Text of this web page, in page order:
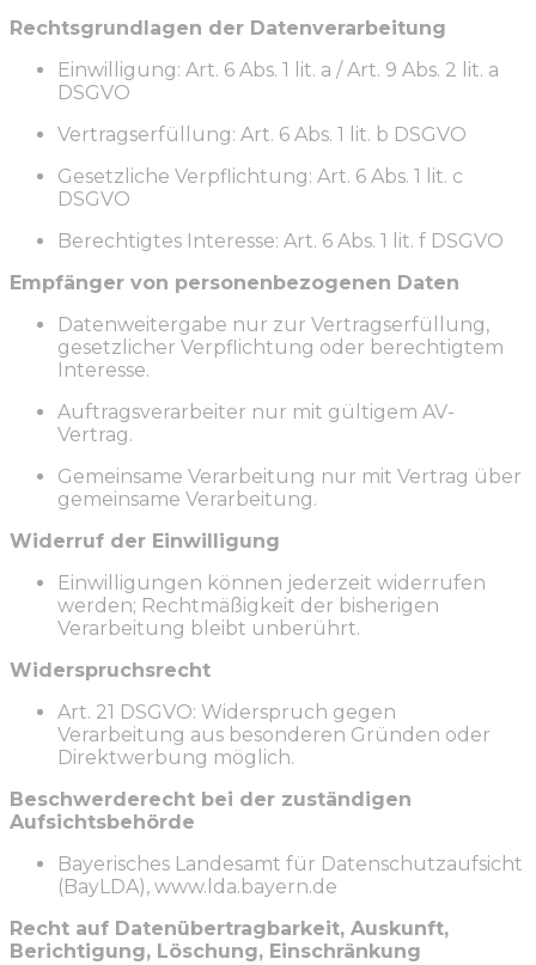
Rechtsgrundlagen der Datenverarbeitung
Einwilligung: Art. 6 Abs. 1 lit. a / Art. 9 Abs. 2 lit. a
DSGVO
Vertragserfüllung: Art. 6 Abs. 1 lit. b DSGVO
Gesetzliche Verpflichtung: Art. 6 Abs. 1 lit. c
DSGVO
Berechtigtes Interesse: Art. 6 Abs. 1 lit. f DSGVO
Empfänger von personenbezogenen Daten
Datenweitergabe nur zur Vertragserfüllung,
gesetzlicher Verpflichtung oder berechtigtem
Interesse.
Auftragsverarbeiter nur mit gültigem AV-
Vertrag.
Gemeinsame Verarbeitung nur mit Vertrag über
gemeinsame Verarbeitung.
Widerruf der Einwilligung
Einwilligungen können jederzeit widerrufen
werden; Rechtmäßigkeit der bisherigen
Verarbeitung bleibt unberührt.
Widerspruchsrecht
Art. 21 DSGVO: Widerspruch gegen
Verarbeitung aus besonderen Gründen oder
Direktwerbung möglich.
Beschwerderecht bei der zuständigen
Aufsichtsbehörde
Bayerisches Landesamt für Datenschutzaufsicht
(BayLDA), www.lda.bayern.de
Recht auf Datenübertragbarkeit, Auskunft,
Berichtigung, Löschung, Einschränkung